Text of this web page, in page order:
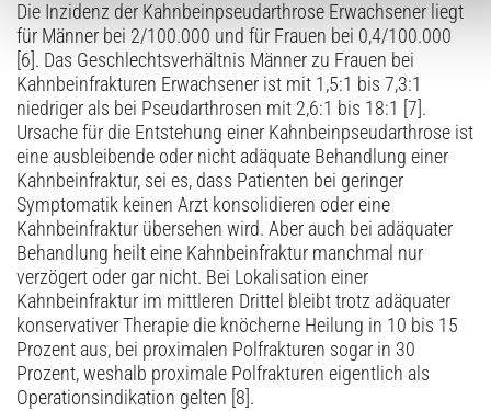
Die Inzidenz der Kahnbeinpseudarthrose Erwachsener liegt
für Männer bei 2/100.000 und für Frauen bei 0,4/100.000
[6]. Das Geschlechtsverhältnis Männer zu Frauen bei
Kahnbeinfrakturen Erwachsener ist mit 1,5:1 bis 7,3:1
niedriger als bei Pseudarthrosen mit 2,6:1 bis 18:1 [7].
Ursache für die Entstehung einer Kahnbeinpseudarthrose ist
eine ausbleibende oder nicht adäquate Behandlung einer
Kahnbeinfraktur, sei es, dass Patienten bei geringer
Symptomatik keinen Arzt konsolidieren oder eine
Kahnbeinfraktur übersehen wird. Aber auch bei adäquater
Behandlung heilt eine Kahnbeinfraktur manchmal nur
verzögert oder gar nicht. Bei Lokalisation einer
Kahnbeinfraktur im mittleren Drittel bleibt trotz adäquater
konservativer Therapie die knöcherne Heilung in 10 bis 15
Prozent aus, bei proximalen Polfrakturen sogar in 30
Prozent, weshalb proximale Polfrakturen eigentlich als
Operationsindikation gelten [8].